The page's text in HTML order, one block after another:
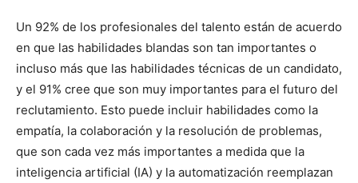
Un 92% de los profesionales del talento están de acuerdo
en que las habilidades blandas son tan importantes o
incluso más que las habilidades técnicas de un candidato,
y el 91% cree que son muy importantes para el futuro del
reclutamiento. Esto puede incluir habilidades como la
empatía, la colaboración y la resolución de problemas,
que son cada vez más importantes a medida que la
inteligencia artificial (IA) y la automatización reemplazan